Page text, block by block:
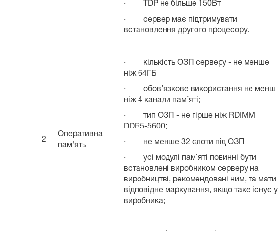
· TDP не більше 150Вт
· сервер має підтримувати
встановлення другого процесору.
2
Оперативна
пам'ять
· кількість ОЗП серверу - не менше
ніж 64ГБ
· обов’язкове використання не менш
ніж 4 канали пам’яті;
· тип ОЗП - не гірше ніж RDIMM
DDR5-5600;
· не менше 32 слоти під ОЗП
· усі модулі пам`яті повинні бути
встановлені виробником серверу на
виробництві, рекомендовані ним, та мати
відповідне маркування, якщо таке існує у
виробника;